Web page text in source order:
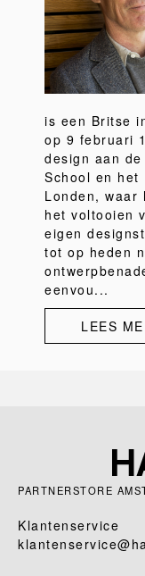
is een Britse
op 9 februari
design aan
School en het
Londen, waar
het voltooien
eigen
tot op heden
eenvou...
LEES
PARTNERSTORE
Klantenservice